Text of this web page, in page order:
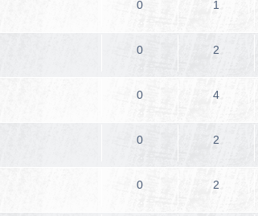
0 1
0 2
0 4
0 2
0 2